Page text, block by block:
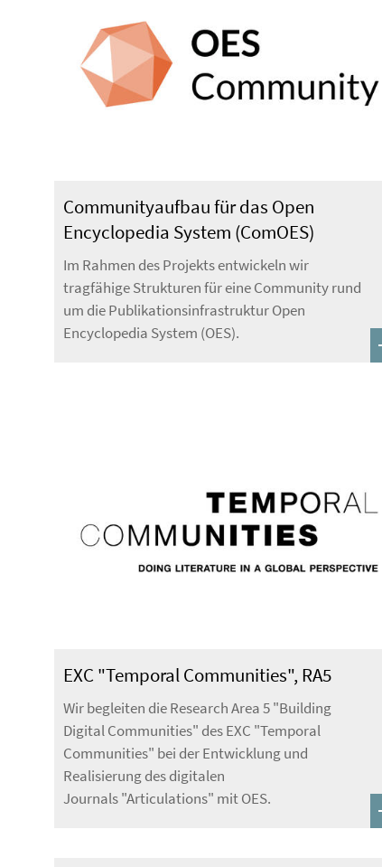
Communityaufbau für das Open
Encyclopedia System (ComOES)
Im Rahmen des Projekts entwickeln wir
tragfähige Strukturen für eine Community rund
um die Publikationsinfrastruktur Open
Encyclopedia System (OES).
EXC "Temporal Communities", RA5
Wir begleiten die Research Area 5 "Building
Digital Communities" des EXC "Temporal
Communities" bei der Entwicklung und
Realisierung des digitalen
Journals "Articulations" mit OES.